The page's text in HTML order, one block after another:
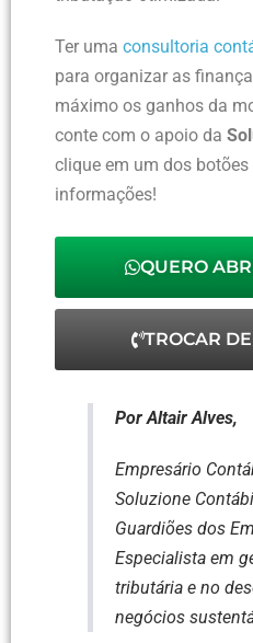
Ter uma consultoria
para organizar as
máximo os ganhos da
conte com o apoio da
clique em um dos
informações!
QUERO
TROCAR
Por Altair Alves,
Empresário
Soluzione
Guardiões dos
Especialista em
tributária e no
negócios